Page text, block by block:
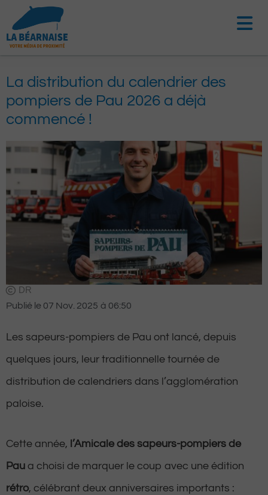
contenu
La distribution du calendrier des
pompiers de Pau 2026 a déjà
commencé !
DR
Publié le 07 Nov. 2025 à 06:50
Les sapeurs-pompiers de Pau ont lancé, depuis
quelques jours, leur traditionnelle tournée de
distribution de calendriers dans l’agglomération
paloise.
Cette année, l’Amicale des sapeurs-pompiers de
Pau a choisi de marquer le coup avec une édition
rétro, célébrant deux anniversaires importants :